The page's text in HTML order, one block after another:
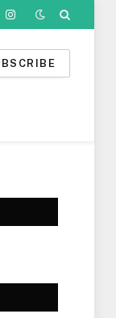
Instagram